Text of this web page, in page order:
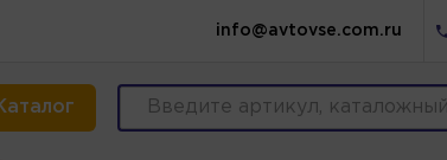
info@avtovse.com.ru